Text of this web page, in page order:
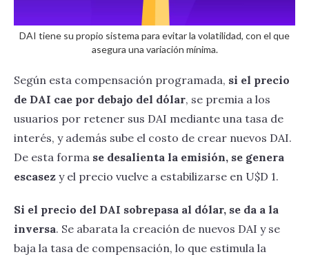
DAI tiene su propio sistema para evitar la volatilidad, con el que
asegura una variación mínima.
Según esta compensación programada, si el precio
de DAI cae por debajo del dólar, se premia a los
usuarios por retener sus DAI mediante una tasa de
interés, y además sube el costo de crear nuevos DAI.
De esta forma se desalienta la emisión, se genera
escasez y el precio vuelve a estabilizarse en U$D 1.
‍Si el precio del DAI sobrepasa al dólar, se da a la
inversa. Se abarata la creación de nuevos DAI y se
baja la tasa de compensación, lo que estimula la